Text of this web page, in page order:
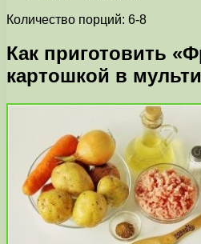
Количество порций: 6-8
Как приготовить
картошкой в